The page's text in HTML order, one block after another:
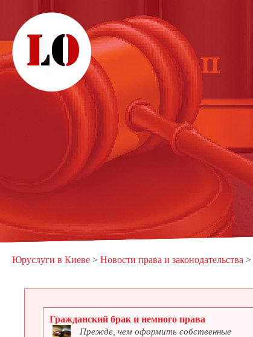
Юруслуги в Киеве > Новости права и законодательства >
Гражданский брак и немного права
Прежде, чем оформить собственные